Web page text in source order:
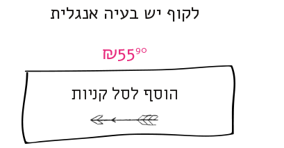
לקוף יש בעיה אנגלית
₪5590
הוסף לסל קניות